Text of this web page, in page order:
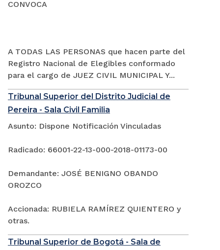
CONVOCA
A TODAS LAS PERSONAS que hacen parte del
Registro Nacional de Elegibles conformado
para el cargo de JUEZ CIVIL MUNICIPAL Y...
Tribunal Superior del Distrito Judicial de
Pereira - Sala Civil Familia
Asunto: Dispone Notificación Vinculadas
Radicado: 66001-22-13-000-2018-01173-00
Demandante: JOSÉ BENIGNO OBANDO
OROZCO
Accionada: RUBIELA RAMÍREZ QUIENTERO y
otras.
Tribunal Superior de Bogotá - Sala de